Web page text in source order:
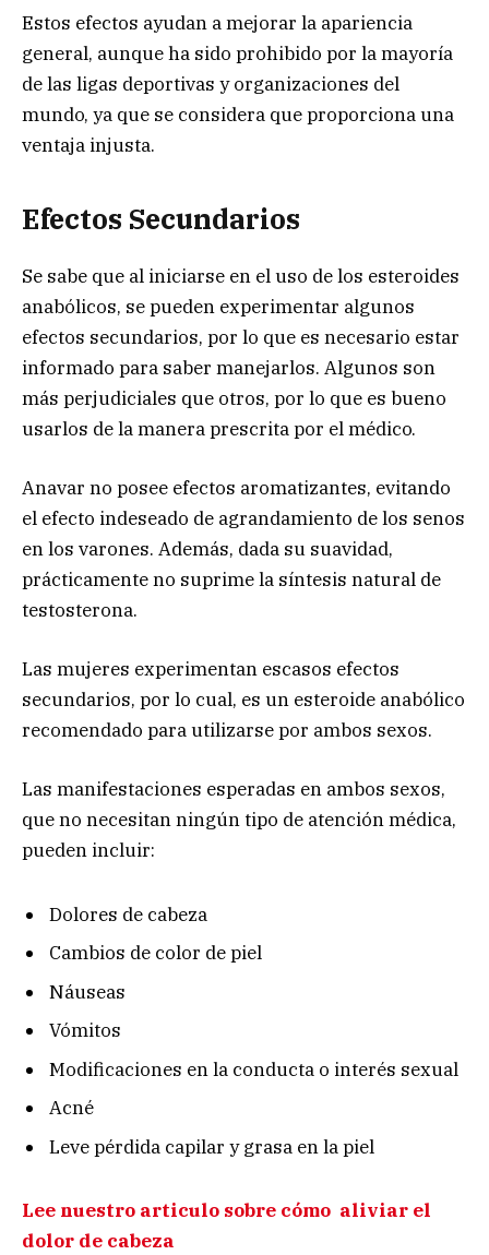
Estos efectos ayudan a mejorar la apariencia
general, aunque ha sido prohibido por la mayoría
de las ligas deportivas y organizaciones del
mundo, ya que se considera que proporciona una
ventaja injusta.
Efectos Secundarios
Se sabe que al iniciarse en el uso de los esteroides
anabólicos, se pueden experimentar algunos
efectos secundarios, por lo que es necesario estar
informado para saber manejarlos. Algunos son
más perjudiciales que otros, por lo que es bueno
usarlos de la manera prescrita por el médico.
Anavar no posee efectos aromatizantes, evitando
el efecto indeseado de agrandamiento de los senos
en los varones. Además, dada su suavidad,
prácticamente no suprime la síntesis natural de
testosterona.
Las mujeres experimentan escasos efectos
secundarios, por lo cual, es un esteroide anabólico
recomendado para utilizarse por ambos sexos.
Las manifestaciones esperadas en ambos sexos,
que no necesitan ningún tipo de atención médica,
pueden incluir:
Dolores de cabeza
Cambios de color de piel
Náuseas
Vómitos
Modificaciones en la conducta o interés sexual
Acné
Leve pérdida capilar y grasa en la piel
Lee nuestro articulo sobre cómo aliviar el
dolor de cabeza